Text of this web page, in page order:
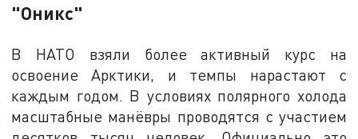
"Оникс"
В НАТО взяли более активный курс на
освоение Арктики, и темпы нарастают с
каждым годом. В условиях полярного холода
масштабные манёвры проводятся с участием